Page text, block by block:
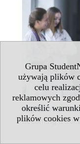
Grupa
używają plików
celu
reklamowych
określić
plików cookies
Jagiellonian
becoming a